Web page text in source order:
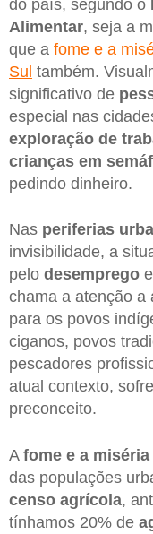
do país, segundo o
Alimentar, seja a
que a fome e a
Sul também.
significativo de
especial nas
exploração de
crianças em
pedindo dinheiro.
Nas periferias
invisibilidade, a
pelo desemprego
chama a atenção a
para os povos
ciganos, povos
pescadores
atual contexto,
preconceito.
A fome e a miséria
das populações
censo agrícola,
tínhamos 20% de